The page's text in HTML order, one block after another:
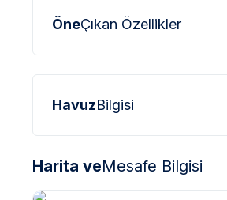
ÖneÇıkan Özellikler
HavuzBilgisi
Harita veMesafe Bilgisi